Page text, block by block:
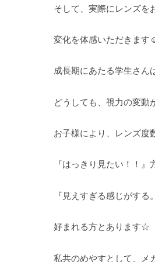
そして、実際にレンズを
変化を体感いただきます
成長期にあたる学生さん
どうしても、視力の変動
お子様により、レンズ度
『はっきり見たい！！』
『見えすぎる感じがす
好まれる方とあります☆
私共のめやすとして、メ